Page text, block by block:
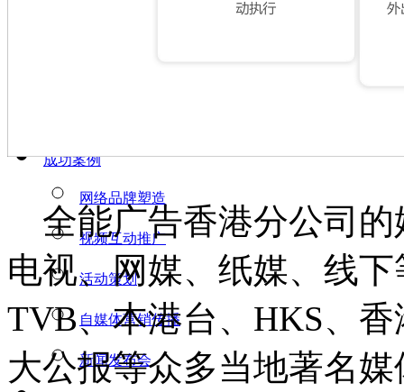
成功案例
网络品牌塑造
视频互动推广
活动策划
自媒体营销传播
新闻发布会
全能广告香港分公司的
电视、网媒、纸媒、线
TVB、本港台、HKS、
大公报等众多当地著名